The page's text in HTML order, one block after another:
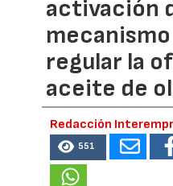
activación
regular la
aceite de
Redacción
551